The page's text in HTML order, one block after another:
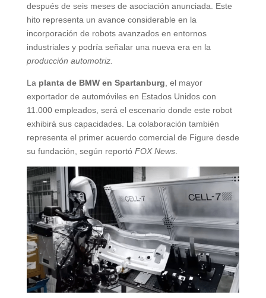
después de seis meses de asociación anunciada. Este
hito representa un avance considerable en la
incorporación de robots avanzados en entornos
industriales y podría señalar una nueva era en la
producción automotriz.
La planta de BMW en Spartanburg , el mayor
exportador de automóviles en Estados Unidos con
11.000 empleados, será el escenario donde este robot
exhibirá sus capacidades. La colaboración también
representa el primer acuerdo comercial de Figure desde
su fundación, según reportóFOX News.